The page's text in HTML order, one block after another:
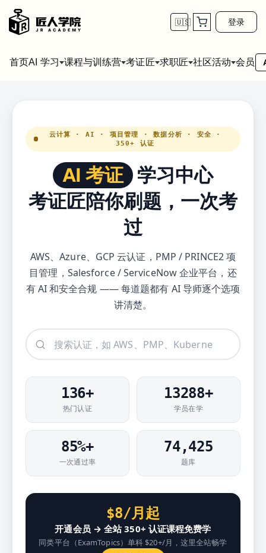
🇺🇸 登录
首页AI 学习 课程与训练营 考证匠 求职匠 社区活动 会员
云计算 · AI · 项目管理 · 数据分析 · 安全 ·
350+ 认证
AI 考证 学习中心
考证匠陪你刷题，一次考
过
AWS、Azure、GCP 云认证，PMP / PRINCE2 项
目管理，Salesforce / ServiceNow 企业平台，还
有 AI 和安全合规 —— 每道题都有 AI 导师逐个选项
讲清楚。
136+
热门认证
13288+
学员在学
85%+
一次通过率
74,425
题库
$8/月起
开通会员 → 全站 350+ 认证课程免费学
同类平台（ExamTopics）单科 $20+/月，这里全站畅学